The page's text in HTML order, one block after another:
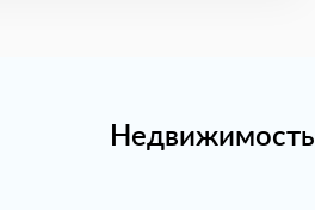
Недвижимость